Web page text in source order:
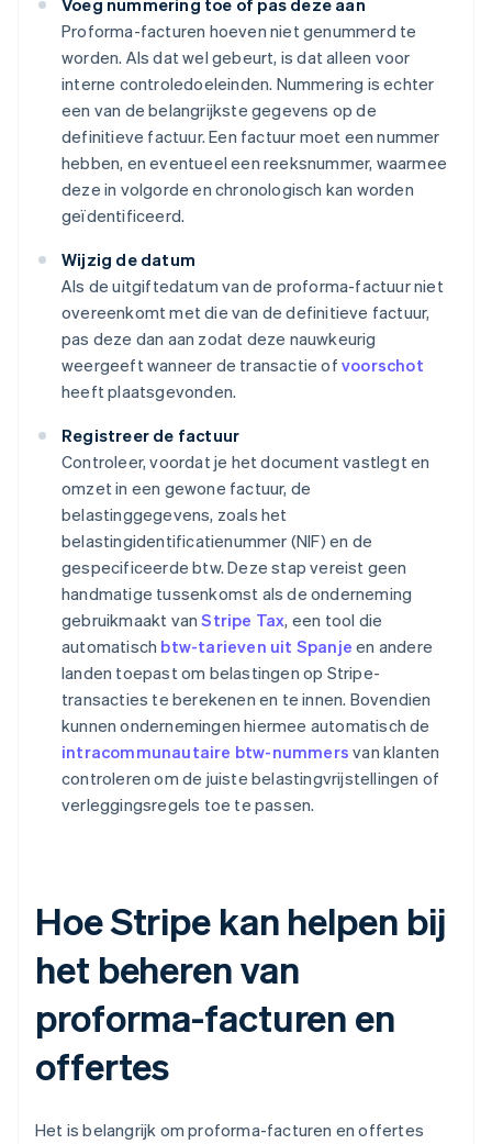
Voeg nummering toe of pas deze aan
Proforma-facturen hoeven niet genummerd te
worden. Als dat wel gebeurt, is dat alleen voor
interne controledoeleinden. Nummering is echter
een van de belangrijkste gegevens op de
definitieve factuur. Een factuur moet een nummer
hebben, en eventueel een reeksnummer, waarmee
deze in volgorde en chronologisch kan worden
geïdentificeerd.
Wijzig de datum
Als de uitgiftedatum van de proforma-factuur niet
overeenkomt met die van de definitieve factuur,
pas deze dan aan zodat deze nauwkeurig
weergeeft wanneer de transactie of voorschot
heeft plaatsgevonden.
Registreer de factuur
Controleer, voordat je het document vastlegt en
omzet in een gewone factuur, de
belastinggegevens, zoals het
belastingidentificatienummer (NIF) en de
gespecificeerde btw. Deze stap vereist geen
handmatige tussenkomst als de onderneming
gebruikmaakt vanStripe Tax, een tool die
automatisch btw-tarieven uit Spanje en andere
landen toepast om belastingen op Stripe-
transacties te berekenen en te innen. Bovendien
kunnen ondernemingen hiermee automatisch de
intracommunautaire btw-nummers van klanten
controleren om de juiste belastingvrijstellingen of
verleggingsregels toe te passen.
Hoe Stripe kan helpen bij
het beheren van
proforma-facturen en
offertes
Het is belangrijk om proforma-facturen en offertes